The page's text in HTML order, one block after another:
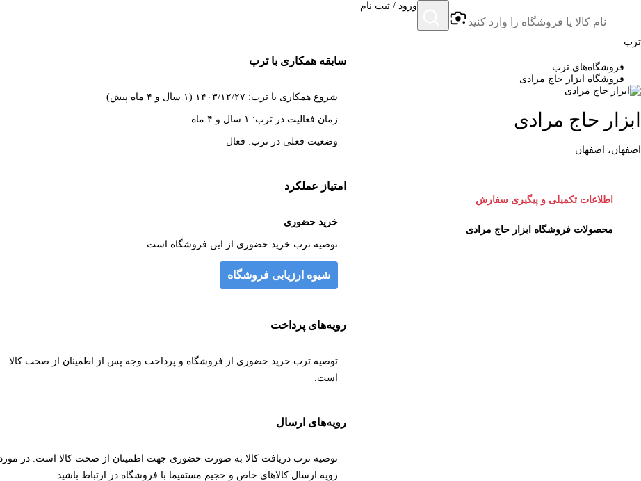
ترب
ورود / ثبت نام
فروشگاه‌های ترب
فروشگاه ابزار حاج مرادی
ابزار حاج مرادی
اصفهان، اصفهان
اطلاعات تکمیلی و پیگیری سفارش
محصولات فروشگاه ابزار حاج مرادی
سابقه همکاری با ترب
شروع همکاری با ترب: ۱۴۰۳/۱۲/۲۷ (۱ سال و ۴ ماه پیش)
زمان فعالیت در ترب: ۱ سال و ۴ ماه
وضعیت فعلی در ترب: فعال
امتیاز عملکرد
خرید حضوری
توصیه ترب خرید حضوری از این فروشگاه است.
شیوه ارزیابی فروشگاه
رویه‌های پرداخت
توصیه ترب خرید حضوری از فروشگاه و پرداخت وجه پس از اطمینان از صحت کالا
است.
رویه‌های ارسال
توصیه ترب دریافت کالا به صورت حضوری جهت اطمینان از صحت کالا است. در
رویه ارسال کالاهای خاص و حجیم مستقیما با فروشگاه در ارتباط باشید.